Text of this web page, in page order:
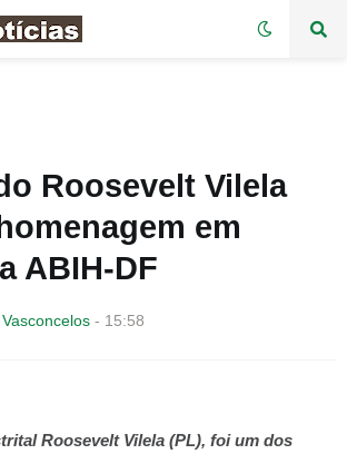
Roosevelt Vilela
em
ABIH-DF
- 15:58
Roosevelt Vilela (PL), foi um dos